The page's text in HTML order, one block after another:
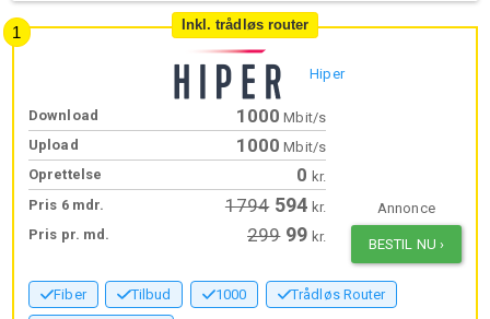
Inkl. trådløs router
Hiper
Download 1000 Mbit/s
Upload
1000 Mbit/s
Oprettelse
0 kr.
Pris 6 mdr.
1794 594 kr.
Pris pr. md.
299 99 kr.
Annonce
BESTIL NU ›
Fiber Tilbud 1000 Trådløs Router